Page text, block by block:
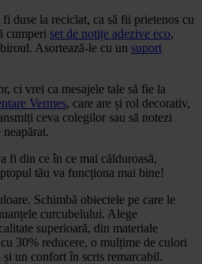
duse la reciclat, ca să fii prietenos cu
cumperi set de notițe adezive eco,
Asortează-le cu un suport
ci vrei ca mesajele tale să fie la
Vermes, care are și rol decorativ,
ceva colegilor sau să notezi
fi din ce în ce mai călduroasă,
tău va funcționa mai bine!
Schimbă obiectele pe care le
curcubelului. Alege
superioară, din materiale
30% reducere, o mulțime de culori
un confort în scris remarcabil.